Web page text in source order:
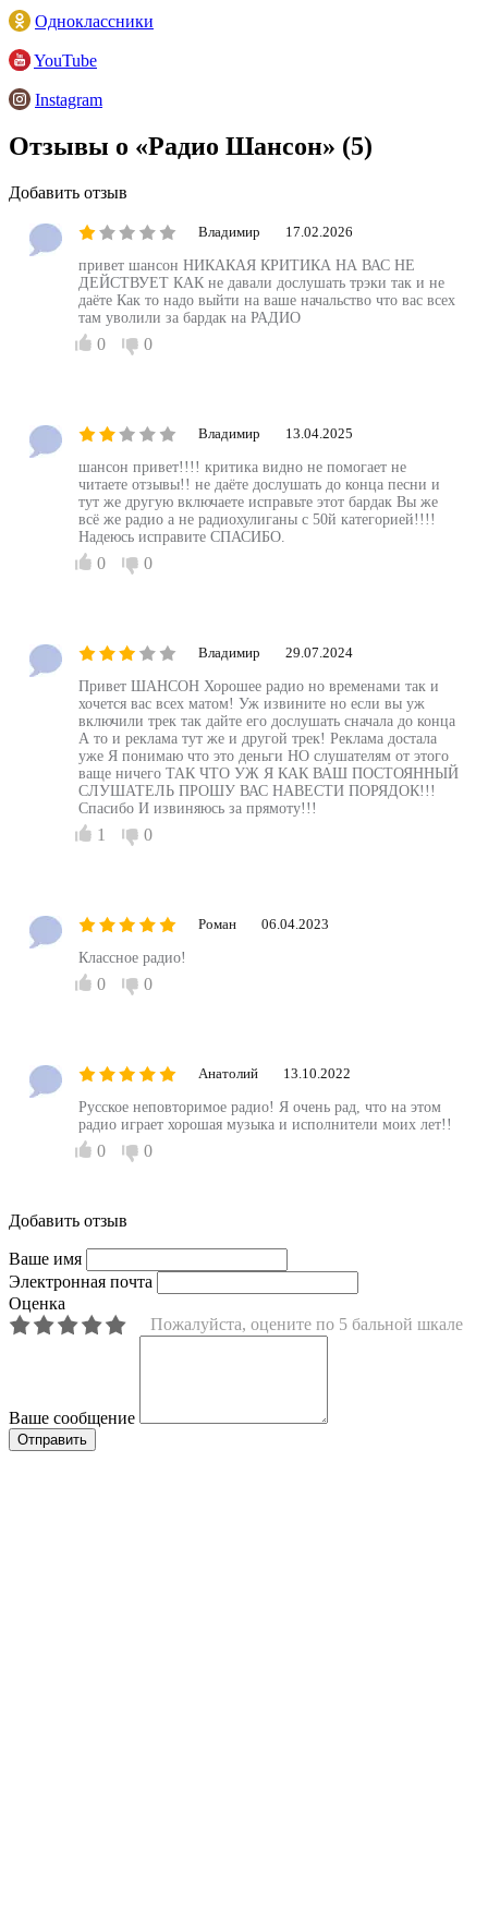
Одноклассники
YouTube
Instagram
Отзывы о «Радио Шансон» (5)
Добавить отзыв
Владимир 17.02.2026
привет шансон НИКАКАЯ КРИТИКА НА ВАС НЕ
ДЕЙСТВУЕТ КАК не давали дослушать трэки так и не
даёте Как то надо выйти на ваше начальство что вас всех
там уволили за бардак на РАДИО
0 0
Владимир 13.04.2025
шансон привет!!!! критика видно не помогает не
читаете отзывы!! не даёте дослушать до конца песни и
тут же другую включаете исправьте этот бардак Вы же
всё же радио а не радиохулиганы с 50й категорией!!!!
Надеюсь исправите СПАСИБО.
0 0
Владимир 29.07.2024
Привет ШАНСОН Хорошее радио но временами так и
хочется вас всех матом! Уж извините но если вы уж
включили трек так дайте его дослушать сначала до конца
А то и реклама тут же и другой трек! Реклама достала
уже Я понимаю что это деньги НО слушателям от этого
ваще ничего ТАК ЧТО УЖ Я КАК ВАШ ПОСТОЯННЫЙ
СЛУШАТЕЛЬ ПРОШУ ВАС НАВЕСТИ ПОРЯДОК!!!
Спасибо И извиняюсь за прямоту!!!
1 0
Роман 06.04.2023
Классное радио!
0 0
Анатолий 13.10.2022
Русское неповторимое радио! Я очень рад, что на этом
радио играет хорошая музыка и исполнители моих лет!!
0 0
Добавить отзыв
Ваше имя
Электронная почта
Оценка
Пожалуйста, оцените по 5 бальной шкале
Ваше сообщение